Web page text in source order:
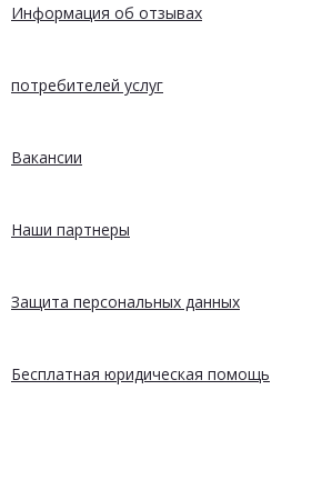
Информация об отзывах
потребителей услуг
Вакансии
Наши партнеры
Защита персональных данных
Бесплатная юридическая помощь